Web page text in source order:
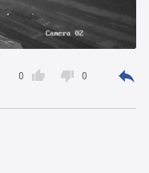

0  0 